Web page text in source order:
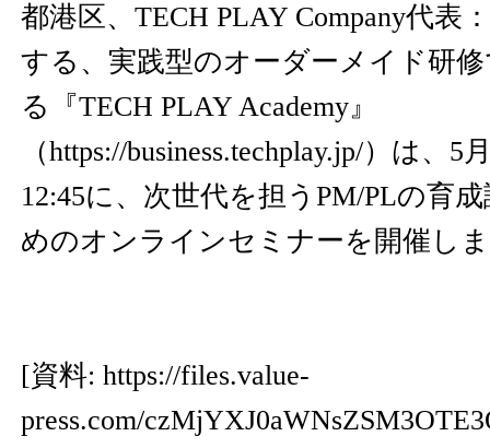
都港区、TECH PLAY Company代表
する、実践型のオーダーメイド研
る『TECH PLAY Academy』
（https://business.techplay.jp/）は、5
12:45に、次世代を担うPM/PLの育
めのオンラインセミナーを開催し
[資料: https://files.value-
press.com/